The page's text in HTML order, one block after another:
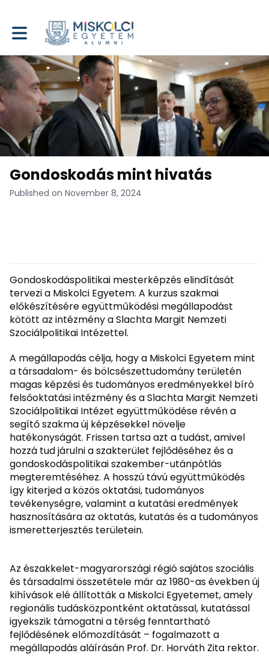
Toggle main navigation
Gondoskodás mint hivatás
Published on November 8, 2024
Gondoskodáspolitikai mesterképzés elindítását
tervezi a Miskolci Egyetem. A kurzus szakmai
előkészítésére együttműködési megállapodást
kötött az intézmény a Slachta Margit Nemzeti
Szociálpolitikai Intézettel.
A megállapodás célja, hogy a Miskolci Egyetem mint
a társadalom- és bölcsészettudomány területén
magas képzési és tudományos eredményekkel bíró
felsőoktatási intézmény és a Slachta Margit Nemzeti
Szociálpolitikai Intézet együttműködése révén a
segítő szakma új képzésekkel növelje
hatékonyságát. Frissen tartsa azt a tudást, amivel
hozzá tud járulni a szakterület fejlődéséhez és a
gondoskodáspolitikai szakember-utánpótlás
megteremtéséhez. A hosszú távú együttműködés
így kiterjed a közös oktatási, tudományos
tevékenységre, valamint a kutatási eredmények
hasznosítására az oktatás, kutatás és a tudományos
ismeretterjesztés területein.
Az északkelet-magyarországi régió sajátos szociális
és társadalmi összetétele már az 1980-as években új
kihívások elé állították a Miskolci Egyetemet, amely
regionális tudásközpontként oktatással, kutatással
igyekszik támogatni a térség fenntartható
fejlődésének előmozdítását – fogalmazott a
megállapodás aláírásán Prof. Dr. Horváth Zita rektor.